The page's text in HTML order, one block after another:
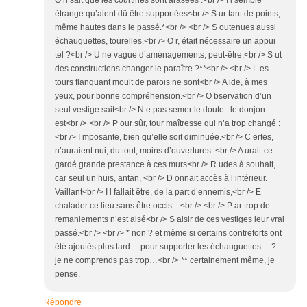
étrange qu’aient dû être supportées<br /> S ur tant de points,
même hautes dans le passé.*<br /> <br /> S outenues aussi
échauguettes, tourelles.<br /> O r, était nécessaire un appui
tel ?<br /> U ne vague d’aménagements, peut-être,<br /> S ut
des constructions changer le paraître ?**<br /> <br /> L es
tours flanquant moult de parois ne sont<br /> A ide, à mes
yeux, pour bonne compréhension.<br /> O bservation d’un
seul vestige sait<br /> N e pas semer le doute : le donjon
est<br /> <br /> P our sûr, tour maîtresse qui n’a trop changé :
<br /> I mposante, bien qu’elle soit diminuée.<br /> C ertes,
n’auraient nui, du tout, moins d’ouvertures :<br /> A urait-ce
gardé grande prestance à ces murs<br /> R udes à souhait,
car seul un huis, antan, <br /> D onnait accès à l’intérieur.
Vaillant<br /> I l fallait être, de la part d’ennemis,<br /> E
chalader ce lieu sans être occis…<br /> <br /> P ar trop de
remaniements n’est aisé<br /> S aisir de ces vestiges leur vrai
passé.<br /> <br /> * non ? et même si certains contreforts ont
été ajoutés plus tard… pour supporter les échauguettes… ?…
je ne comprends pas trop…<br /> ** certainement même, je
pense.
Répondre